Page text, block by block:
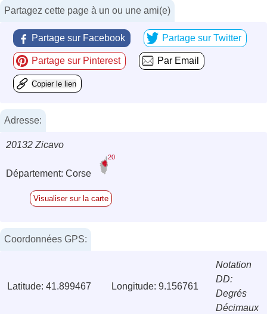
Partagez cette page à un ou une ami(e)
Partage sur Facebook Partage sur Twitter
Partage sur Pinterest Par Email
Copier le lien
Adresse:
20132 Zicavo
Département: Corse
20
Visualiser sur la carte
Coordonnées GPS:
Latitude: 41.899467 Longitude: 9.156761
Notation
DD:
Degrés
Décimaux